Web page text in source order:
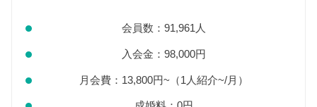
会員数：91,961人
入会金：98,000円
月会費：13,800円~（1人紹介~/月）